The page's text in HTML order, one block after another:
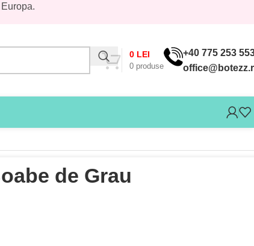
0 produse
0 LEI
+40 775 253
de Grau